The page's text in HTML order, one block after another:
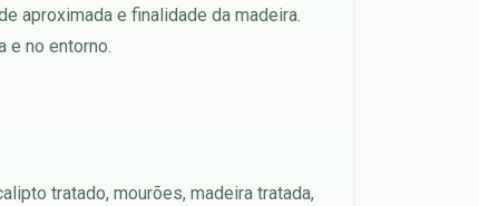
aproximada e finalidade da madeira.
e no entorno.
tratado, mourões, madeira tratada,